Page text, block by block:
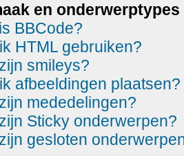
en onderwerptypes
BBCode?
HTML gebruiken?
smileys?
afbeeldingen plaatsen?
mededelingen?
Sticky onderwerpen?
gesloten